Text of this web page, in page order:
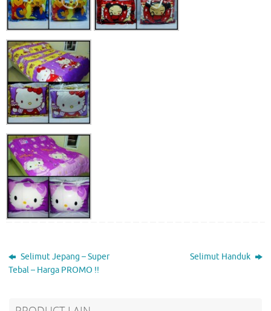
Selimut Jepang – Super
Tebal – Harga PROMO !!
Selimut Handuk